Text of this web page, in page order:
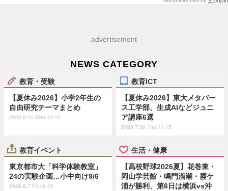
advertisement
NEWS CATEGORY
教育・受験
【夏休み2026】小学2年生の
自由研究テーマまとめ
2026.8.10 Mon 13:15
教育ICT
【夏休み2026】東大メタバー
ス工学部、生成AIなどジュニ
ア講座6選
2026.7.30 Thu 11:15
教育イベント
東京都市大「科学体験教室」
24の実験企画…小中向け9/6
2026.8.7 Fri 18:15
生活・健康
【高校野球2026夏】花巻東・
岡山学芸館・鳴門渦潮・霞ケ
浦が勝利、第6日は横浜vs沖